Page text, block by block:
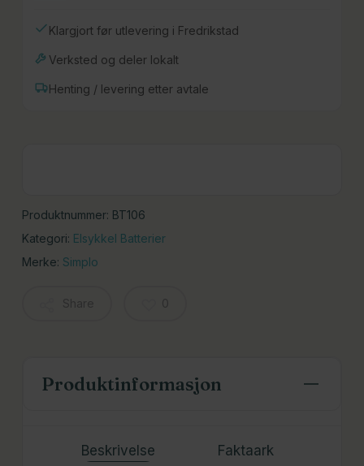
Klargjort før utlevering i Fredrikstad
Verksted og deler lokalt
Henting / levering etter avtale
Produktnummer: BT106
Kategori: Elsykkel Batterier
Merke: Simplo
Produktinformasjon
Beskrivelse Faktaark